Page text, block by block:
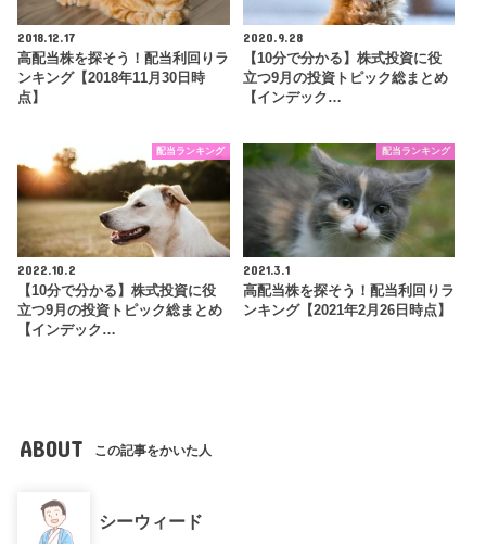
2018.12.17
高配当株を探そう！配当利回りラ
ンキング【2018年11月30日時
点】
2020.9.28
【10分で分かる】株式投資に役
立つ9月の投資トピック総まとめ
【インデック…
配当ランキング
2022.10.2
【10分で分かる】株式投資に役
立つ9月の投資トピック総まとめ
【インデック…
配当ランキング
2021.3.1
高配当株を探そう！配当利回りラ
ンキング【2021年2月26日時点】
ABOUT この記事をかいた人
シーウィード